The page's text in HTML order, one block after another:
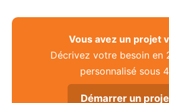
Vous avez un projet
Décrivez votre besoin en
personnalisé sous
Démarrer un